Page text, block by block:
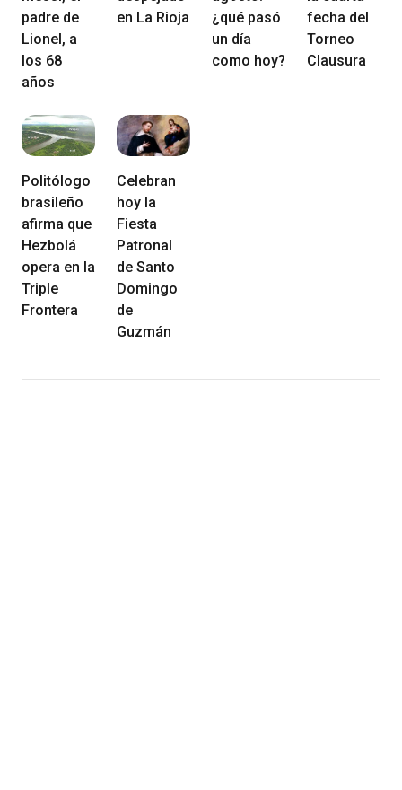
padre de
Lionel, a
los 68
años
en La Rioja
¿qué pasó
un día
como hoy?
fecha del
Torneo
Clausura
Politólogo
brasileño
afirma que
Hezbolá
opera en la
Triple
Frontera
Celebran
hoy la
Fiesta
Patronal
de Santo
Domingo
de
Guzmán